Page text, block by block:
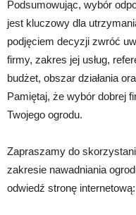
Podsumowując, wybór
jest kluczowy dla
podjęciem decyzji zwróć
firmy, zakres jej usług,
budżet, obszar działania
Pamiętaj, że wybór dobrej
Twojego ogrodu.
Zapraszamy do
zakresie nawadniania
odwiedź stronę internetową: